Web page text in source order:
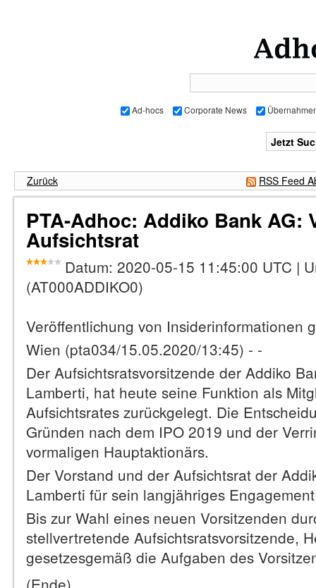
Ad-hocs Corporate News
Zurück RSS Feed
PTA-Adhoc: Addiko Bank AG:
Aufsichtsrat
Datum: 2020-05-15 11:45:00 UTC |
(AT000ADDIKO0)
Veröffentlichung von Insiderinformationen
Wien (pta034/15.05.2020/13:45) - -
Der Aufsichtsratsvorsitzende der Addiko
Lamberti, hat heute seine Funktion als
Aufsichtsrates zurückgelegt. Die
Gründen nach dem IPO 2019 und der
vormaligen Hauptaktionärs.
Der Vorstand und der Aufsichtsrat der
Lamberti für sein langjähriges
Bis zur Wahl eines neuen Vorsitzenden
stellvertretende Aufsichtsratsvorsitzende,
gesetzesgemäß die Aufgaben des
(Ende)